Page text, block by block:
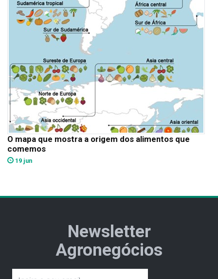
O mapa que mostra a origem dos alimentos que
comemos
19 jun
Newsletter
Agronegócios